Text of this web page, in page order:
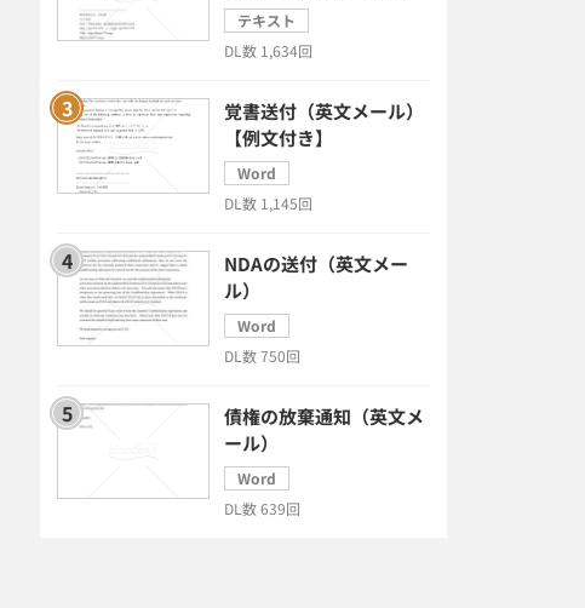
テキスト
DL数 1,634回
覚書送付（英文メール）
【例文付き】
Word
DL数 1,145回
NDAの送付（英文メー
ル）
Word
DL数 750回
債権の放棄通知（英文メ
ール）
Word
DL数 639回